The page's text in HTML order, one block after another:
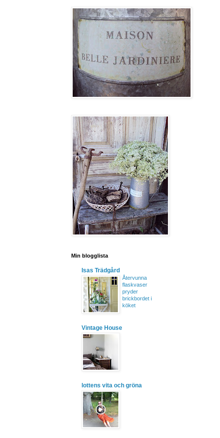
Min blogglista
Isas Trädgård
Återvunna
flaskvaser
pryder
brickbordet i
köket
Vintage House
lottens vita och gröna